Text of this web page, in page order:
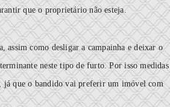
que o proprietário não esteja.
assim como desligar a campainha e deixar o
neste tipo de furto. Por isso medidas
já que o bandido vai preferir um imóvel com